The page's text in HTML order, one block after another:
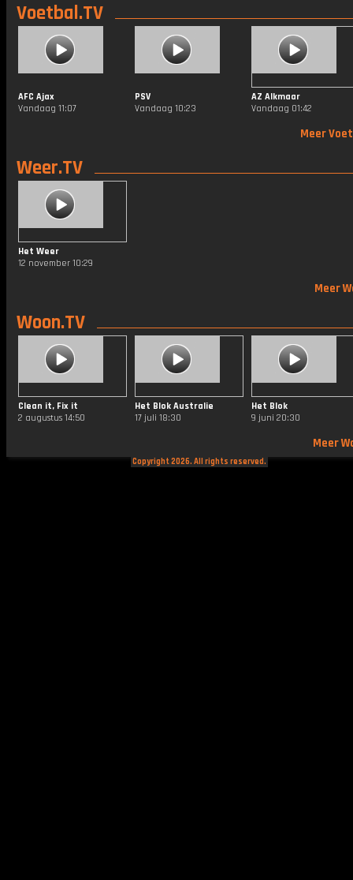
Voetbal.TV
AFC Ajax
Vandaag 11:07
PSV
Vandaag 10:23
AZ Alkmaar
Vandaag 01:42
Meer
Weer.TV
Het Weer
12 november 10:29
Meer
Woon.TV
Clean it, Fix it
2 augustus 14:50
Het Blok Australie
17 juli 18:30
Het Blok
9 juni 20:30
Meer
Copyright 2026. All rights reserved.